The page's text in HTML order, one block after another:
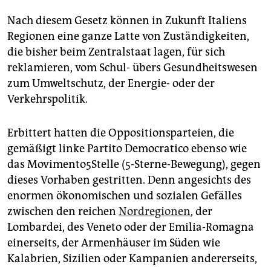
Nach diesem Gesetz können in Zukunft Italiens
Regionen eine ganze Latte von Zuständigkeiten,
die bisher beim Zentralstaat lagen, für sich
reklamieren, vom Schul- übers Gesundheitswesen
zum Umweltschutz, der Energie- oder der
Verkehrspolitik.
Erbittert hatten die Oppositionsparteien, die
gemäßigt linke Partito Democratico ebenso wie
das Movimento5Stelle (5-Sterne-Bewegung), gegen
dieses Vorhaben gestritten. Denn angesichts des
enormen ökonomischen und sozialen Gefälles
zwischen den reichen Nordregionen, der
Lombardei, des Veneto oder der Emilia-Romagna
einerseits, der Armenhäuser im Süden wie
Kalabrien, Sizilien oder Kampanien andererseits,